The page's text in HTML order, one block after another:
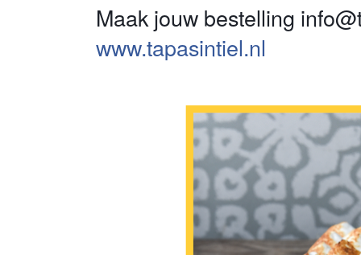
Maak jouw bestelling
www.tapasintiel.nl